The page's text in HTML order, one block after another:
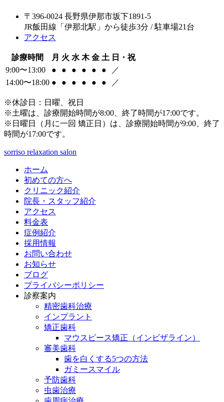
〒396-0024 長野県伊那市坂下1891-5
JR飯田線「伊那北駅」から徒歩3分 / 駐車場21台
アクセス
診療時間 月 火 水 木 金 土 日・祝
9:00〜13:00
● ● ● ● ● ●
／
14:00〜18:00 ● ● ● ● ● ● ／
※休診日：日曜、祝日
※土曜は、診療開始時間が8:00、終了時間が17:00です。
※日曜日（月に一回 矯正日）は、診療開始時間が9:00、終了
時間が17:00です。
sorriso relaxation salon
ホーム
初めての方へ
クリニック紹介
院長・スタッフ紹介
アクセス
料金表
症例紹介
採用情報
お問い合わせ
お知らせ
ブログ
プライバシーポリシー
診察案内
精密歯科治療
インプラント
矯正歯科
マウスピース矯正（インビザライン）
審美歯科
歯を白くする5つの方法
ガミースマイル
予防歯科
虫歯治療